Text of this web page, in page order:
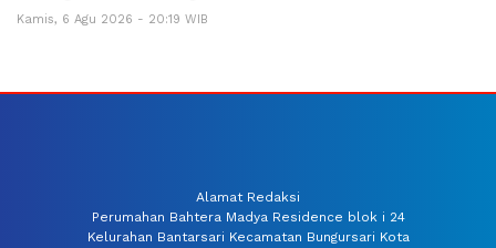
Kamis, 6 Agu 2026 - 20:19 WIB
Alamat Redaksi
Perumahan Bahtera Madya Residence blok i 24
Kelurahan Bantarsari Kecamatan Bungursari Kota